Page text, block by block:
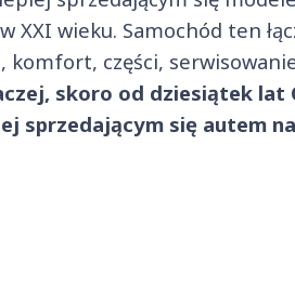
XXI wieku. Samochód ten
komfort, części,
skoro od dziesiątek
sprzedającym się autem